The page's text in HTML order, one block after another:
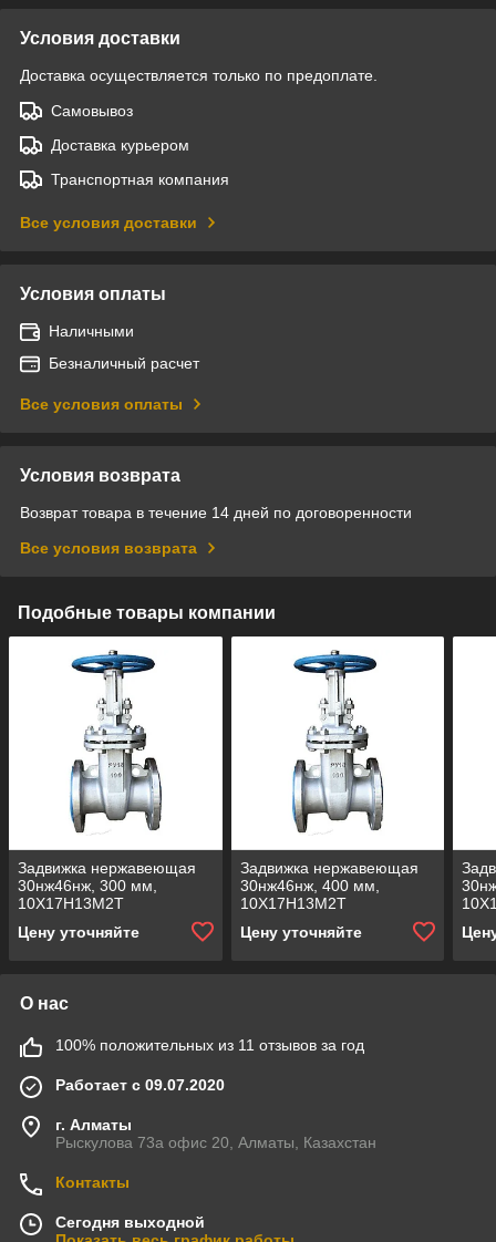
Условия доставки
Доставка осуществляется только по предоплате.
Самовывоз
Доставка курьером
Транспортная компания
Все условия доставки
Условия оплаты
Наличными
Безналичный расчет
Все условия оплаты
Условия возврата
Возврат товара в течение 14 дней по договоренности
Все условия возврата
Подобные товары компании
Задвижка нержавеющая
30нж46нж, 300 мм,
10Х17Н13М2Т
Цену уточняйте
Задвижка нержавеющая
30нж46нж, 400 мм,
10Х17Н13М2Т
Цену уточняйте
О нас
100% положительных из 11 отзывов за год
Работает с 09.07.2020
г. Алматы
Рыскулова 73а офис 20, Алматы, Казахстан
Контакты
Сегодня выходной